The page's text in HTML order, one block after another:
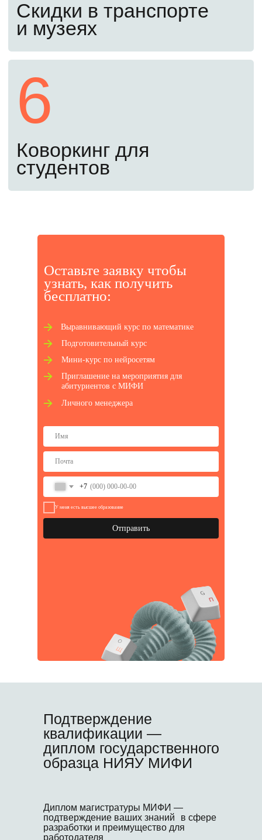
+7
У меня есть высшее образование
Отправить
Оставьте заявку чтобы
узнать, как получ ить
бесплатно:
Выравнивающий курс по математике
Мини-курс по нейросетям
Подготовительный курс
Личного менеджера
Приглашение на мероприятия для
абитуриентов с МИФИ
Подтверждение
квалификации —
диплом государственного
образца НИЯУ МИФИ
Диплом магистратуры МИФИ —
подтверждение ваших знаний в сфере
разработки и преимущество для
работодателя
о зачислении.
Пятый шаг
Поздравляем! Вы – студент
МИФИ
Вы справились! Приступайте к занятиям
1 сентября
Оставьте заявку, чтобы
поступить в 2026 году